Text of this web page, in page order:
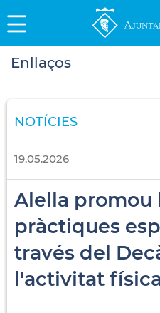
Enllaços
NOTÍCIES
19.05.2026
Alella promou
pràctiques
través del
l'activitat